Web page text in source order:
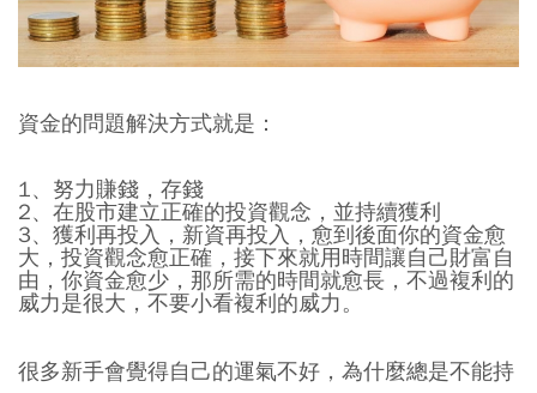
資金的問題解決方式就是：
1、努力賺錢，存錢
2、在股市建立正確的投資觀念，並持續獲利
3、獲利再投入，新資再投入，愈到後面你的資金愈
大，投資觀念愈正確，接下來就用時間讓自己財富自
由，你資金愈少，那所需的時間就愈長，不過複利的
威力是很大，不要小看複利的威力。
很多新手會覺得自己的運氣不好，為什麼總是不能持